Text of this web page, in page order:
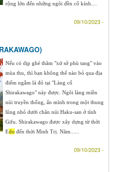
rộng lớn đến những ngôi đền cổ kính....
09/10/2023 -
Nếu có dịp ghé thăm "xứ sở phù tang" vào
mùa thu, thì bạn không thể nào bỏ qua địa
điểm ngắm lá đỏ tại "Làng cổ
Shirakawago" này được. Ngôi làng miền
núi truyền thống, ẩn mình trong một thung
lũng nhỏ dưới chân núi Haku-san ở tỉnh
Gifu. Shirakawago được xây dựng từ thời
Edo đến thời Minh Trị. Năm......
09/10/2023 -